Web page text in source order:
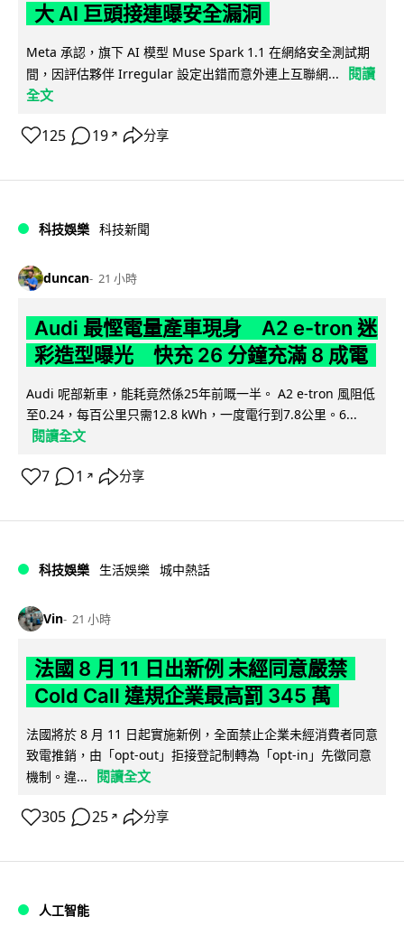
大 AI 巨頭接連曝安全漏洞
Meta 承認，旗下 AI 模型 Muse Spark 1.1 在網絡安全測試期
間，因評估夥伴 Irregular 設定出錯而意外連上互聯網...
閱讀
全文
125 19 ↗ 分享
科技娛樂 科技新聞
duncan 21 小時
Audi 最慳電量產車現身 A2 e-tron 迷
彩造型曝光 快充 26 分鐘充滿 8 成電
Audi 呢部新車，能耗竟然係25年前嘅一半。 A2 e-tron 風阻低
至0.24，每百公里只需12.8 kWh，一度電行到7.8公里。6...
閱讀全文
7 1 ↗ 分享
科技娛樂 生活娛樂 城中熱話
Vin 21 小時
法國 8 月 11 日出新例 未經同意嚴禁
Cold Call 違規企業最高罰 345 萬
法國將於 8 月 11 日起實施新例，全面禁止企業未經消費者同意
致電推銷，由「opt-out」拒接登記制轉為「opt-in」先徵同意
機制。違...
閱讀全文
305 25 ↗ 分享
人工智能